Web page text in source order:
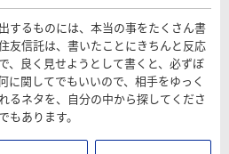
するものには、本当の事をたくさん書
友信託は、書いたことにきちんと反応
、良く見せようとして書くと、必ずぼ
に関してでもいいので、相手をゆっく
るネタを、自分の中から探してくださ
もあります。